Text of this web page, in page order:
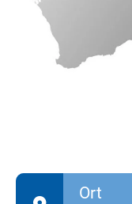
Ort